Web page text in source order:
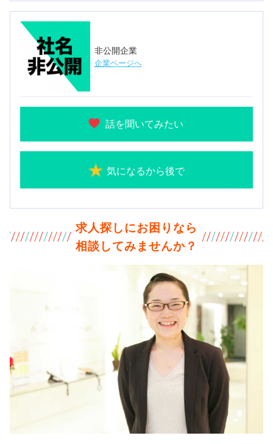
非公開企業
企業ページへ
話を聞いてみたい
気になるから後で
求人探しにお困りなら
相談してみませんか？